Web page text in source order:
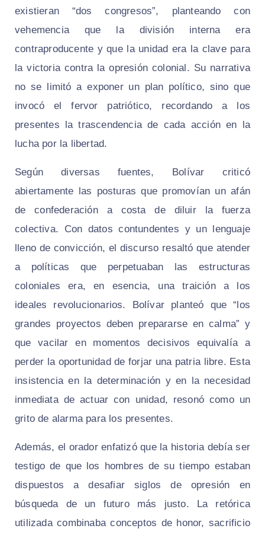
existieran “dos congresos”, planteando con
vehemencia que la división interna era
contraproducente y que la unidad era la clave para
la victoria contra la opresión colonial. Su narrativa
no se limitó a exponer un plan político, sino que
invocó el fervor patriótico, recordando a los
presentes la trascendencia de cada acción en la
lucha por la libertad.
Según diversas fuentes, Bolívar criticó
abiertamente las posturas que promovían un afán
de confederación a costa de diluir la fuerza
colectiva. Con datos contundentes y un lenguaje
lleno de convicción, el discurso resaltó que atender
a políticas que perpetuaban las estructuras
coloniales era, en esencia, una traición a los
ideales revolucionarios. Bolívar planteó que “los
grandes proyectos deben prepararse en calma” y
que vacilar en momentos decisivos equivalía a
perder la oportunidad de forjar una patria libre. Esta
insistencia en la determinación y en la necesidad
inmediata de actuar con unidad, resonó como un
grito de alarma para los presentes.
Además, el orador enfatizó que la historia debía ser
testigo de que los hombres de su tiempo estaban
dispuestos a desafiar siglos de opresión en
búsqueda de un futuro más justo. La retórica
utilizada combinaba conceptos de honor, sacrificio